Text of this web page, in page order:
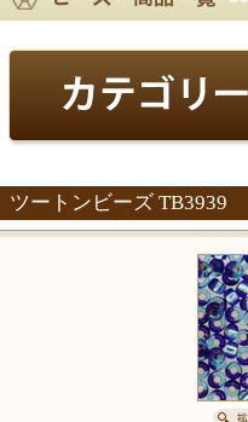
ツートンビーズ TB3939